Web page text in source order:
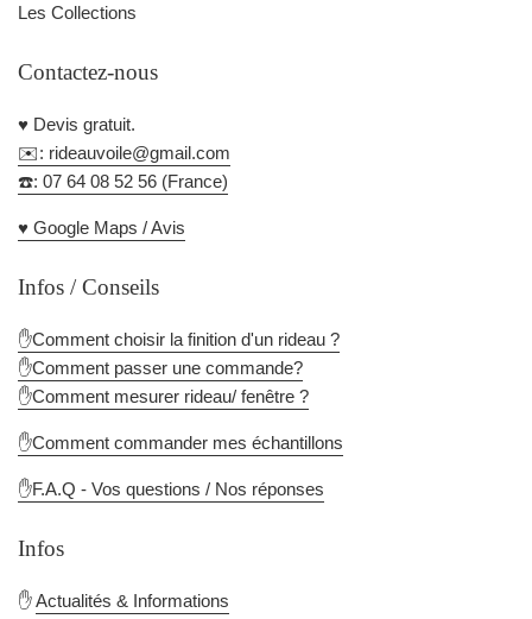
Les Collections
Contactez-nous
♥️ Devis gratuit.
✉️: rideauvoile@gmail.com
☎️: 07 64 08 52 56 (France)
♥️ Google Maps / Avis
Infos / Conseils
✋Comment choisir la finition d'un rideau ?
✋Comment passer une commande?
✋Comment mesurer rideau/ fenêtre ?
✋Comment commander mes échantillons
✋F.A.Q - Vos questions / Nos réponses
Infos
✋Actualités & Informations